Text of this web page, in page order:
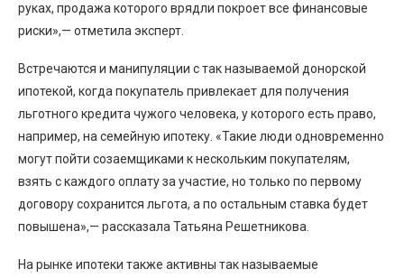
руках, продажа которого врядли покроет все финансовые
риски»,— отметила эксперт.
Встречаются и манипуляции с так называемой донорской
ипотекой, когда покупатель привлекает для получения
льготного кредита чужого человека, у которого есть право,
например, на семейную ипотеку. «Такие люди одновременно
могут пойти созаемщиками к нескольким покупателям,
взять с каждого оплату за участие, но только по первому
договору сохранится льгота, а по остальным ставка будет
повышена»,— рассказала Татьяна Решетникова.
На рынке ипотеки также активны так называемые